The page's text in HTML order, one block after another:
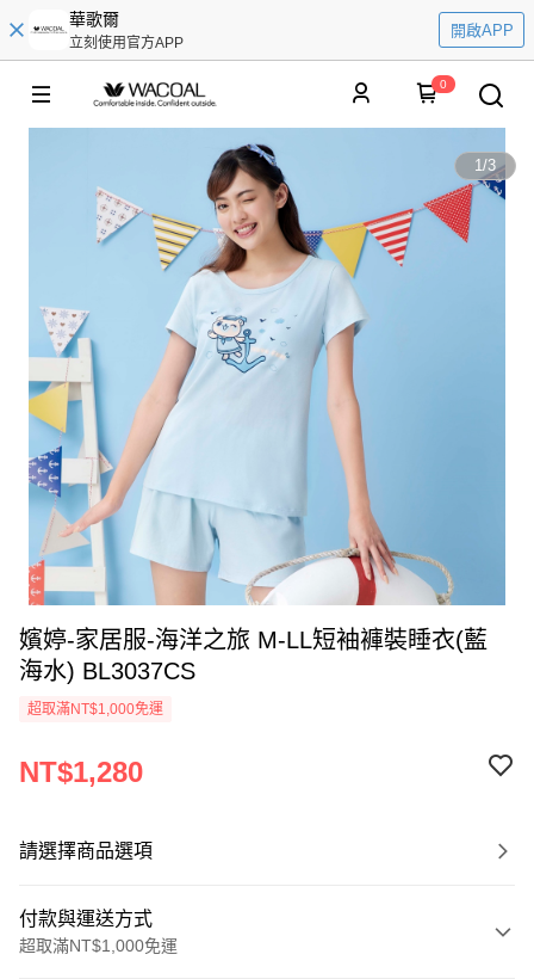
華歌爾
立刻使用官方APP
開啟APP
0
1/3
嬪婷-家居服-海洋之旅 M-LL短袖褲裝睡衣(藍
海水) BL3037CS
超取滿NT$1,000免運
NT$1,280
請選擇商品選項
付款與運送方式
超取滿NT$1,000免運